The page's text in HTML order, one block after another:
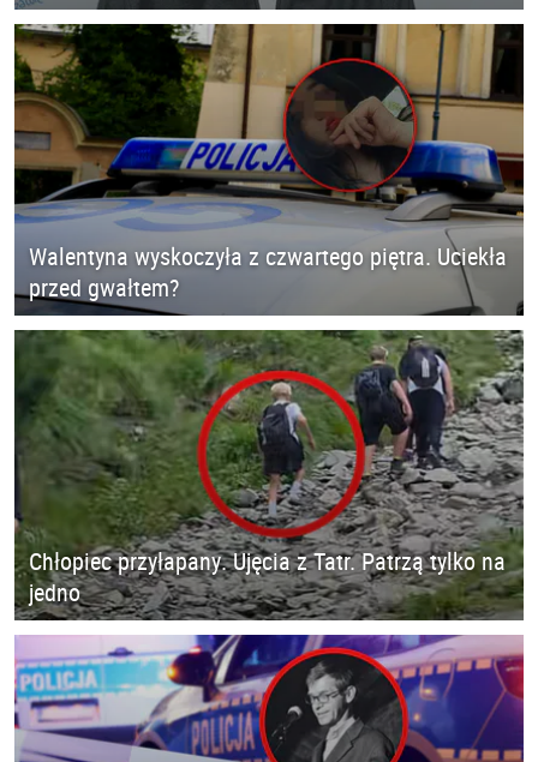
Walentyna wyskoczyła z czwartego piętra. Uciekła
przed gwałtem?
Chłopiec przyłapany. Ujęcia z Tatr. Patrzą tylko na
jedno